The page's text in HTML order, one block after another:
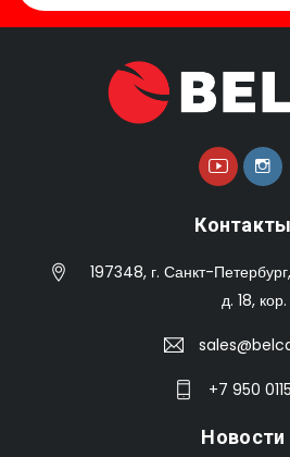
Контакты
197348, г. Санкт-
д. 18,
+7 950
Новости